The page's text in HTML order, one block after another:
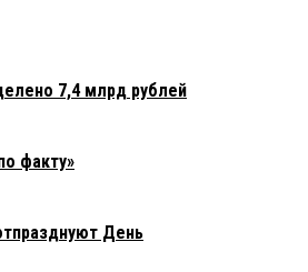
7,4 млрд рублей
факту»
День